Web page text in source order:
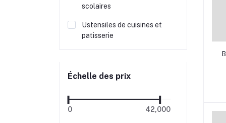
scolaires
Ustensiles de cuisines et
patisserie
Échelle des prix
0 42,000